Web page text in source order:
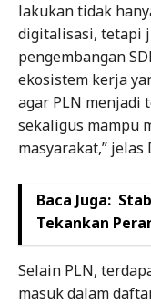
lakukan tidak
digitalisasi, tetapi
pengembangan
ekosistem kerja
agar PLN menjadi
sekaligus mampu
masyarakat,” jelas
Baca Juga:
Tekankan
Selain PLN,
masuk dalam